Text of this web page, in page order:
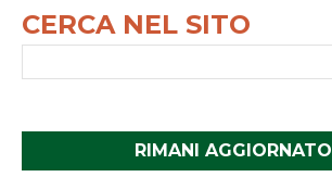
CERCA NEL SITO
RIMANI AGGIORNATO